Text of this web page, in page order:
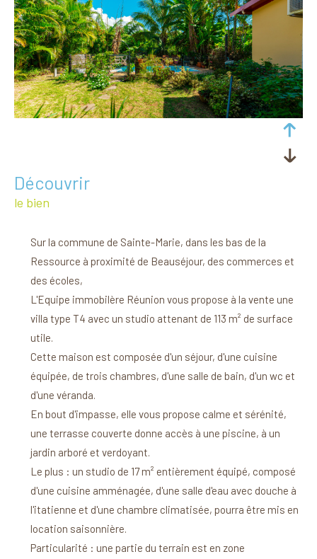
découvrir
le bien
Sur la commune de Sainte-Marie, dans les bas de la
Ressource à proximité de Beauséjour, des commerces et
des écoles,
L'Equipe immobilère Réunion vous propose à la vente une
villa type T4 avec un studio attenant de 113 m² de surface
utile.
Cette maison est composée d'un séjour, d'une cuisine
équipée, de trois chambres, d'une salle de bain, d'un wc et
d'une véranda.
En bout d'impasse, elle vous propose calme et sérénité,
une terrasse couverte donne accès à une piscine, à un
jardin arboré et verdoyant.
Le plus : un studio de 17 m² entièrement équipé, composé
d'une cuisine amménagée, d'une salle d'eau avec douche à
l'itatienne et d'une chambre climatisée, pourra être mis en
location saisonnière.
Particularité : une partie du terrain est en zone